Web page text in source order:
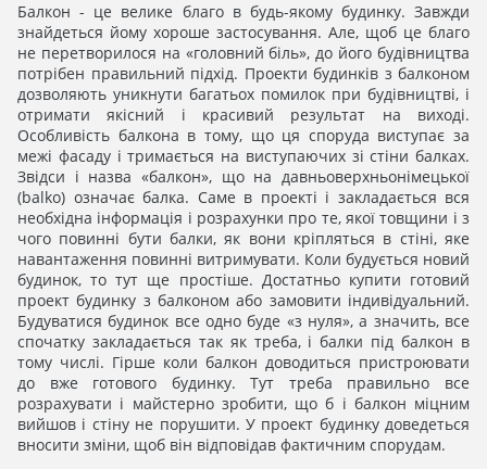
Балкон - це велике благо в будь-якому будинку. Завжди
знайдеться йому хороше застосування. Але, щоб це благо
не перетворилося на «головний біль», до його будівництва
потрібен правильний підхід. Проекти будинків з балконом
дозволяють уникнути багатьох помилок при будівництві, і
отримати якісний і красивий результат на виході.
Особливість балкона в тому, що ця споруда виступає за
межі фасаду і тримається на виступаючих зі стіни балках.
Звідси і назва «балкон», що на давньоверхньонімецької
(balko) означає балка. Саме в проекті і закладається вся
необхідна інформація і розрахунки про те, якої товщини і з
чого повинні бути балки, як вони кріпляться в стіні, яке
навантаження повинні витримувати. Коли будується новий
будинок, то тут ще простіше. Достатньо купити готовий
проект будинку з балконом або замовити індивідуальний.
Будуватися будинок все одно буде «з нуля», а значить, все
спочатку закладається так як треба, і балки під балкон в
тому числі. Гірше коли балкон доводиться пристроювати
до вже готового будинку. Тут треба правильно все
розрахувати і майстерно зробити, що б і балкон міцним
вийшов і стіну не порушити. У проект будинку доведеться
вносити зміни, щоб він відповідав фактичним спорудам.